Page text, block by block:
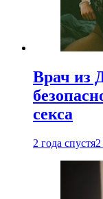
Врач из
секса
2 года спустя